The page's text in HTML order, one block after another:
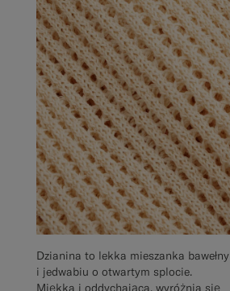
Dzianina to lekka mieszanka bawełny
i jedwabiu o otwartym splocie.
Miękka i oddychająca, wyróżnia się